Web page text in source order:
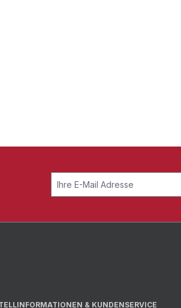
& KUNDENSERVICE